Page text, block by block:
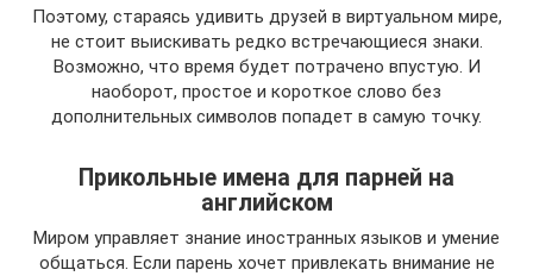
Поэтому, стараясь удивить друзей в виртуальном мире,
не стоит выискивать редко встречающиеся знаки.
Возможно, что время будет потрачено впустую. И
наоборот, простое и короткое слово без
дополнительных символов попадет в самую точку.
Прикольные имена для парней на
английском
Миром управляет знание иностранных языков и умение
общаться. Если парень хочет привлекать внимание не